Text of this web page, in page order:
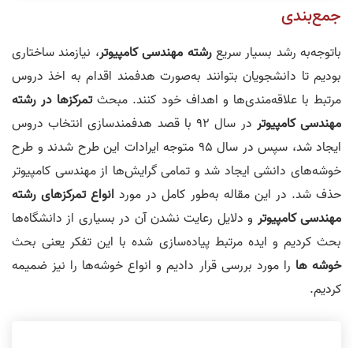
جمع‌بندی
باتوجه‌به رشد بسیار سریعرشته مهندسی کامپیوتر، نیازمند ساختاری
بودیم تا دانشجویان بتوانند به‌صورت هدفمند اقدام به اخذ دروس
مرتبط با علاقه‌مندی‌ها و اهداف خود کنند. مبحثتمرکز‌ها در رشته
مهندسی کامپیوتر
در سال 92 با قصد هدفمند‌سازی انتخاب دروس
ایجاد شد، سپس در سال 95 متوجه ایرادات این طرح شدند و طرح
خوشه‌های دانشی ایجاد شد و تمامی گرایش‌ها از مهندسی کامپیوتر
حذف شد. در این مقاله به‌طور کامل در مورد انواع تمرکز‌های رشته
مهندسی کامپیوتر و دلایل رعایت نشدن آن در بسیاری از دانشگاه‌ها
بحث کردیم و ایده‌ مرتبط پیاده‌سازی شده با این تفکر یعنی بحث
خوشه ها را مورد بررسی قرار دادیم و انواع خوشه‌ها را نیز ضمیمه
کردیم.